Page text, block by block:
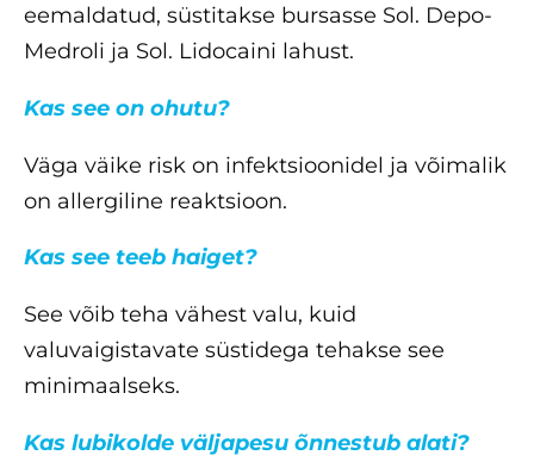
eemaldatud, süstitakse bursasse Sol. Depo-
Medroli ja Sol. Lidocaini lahust.
Kas see on ohutu?
Väga väike risk on infektsioonidel ja võimalik
on allergiline reaktsioon.
Kas see teeb haiget?
See võib teha vähest valu, kuid
valuvaigistavate süstidega tehakse see
minimaalseks.
Kas lubikolde väljapesu õnnestub alati?